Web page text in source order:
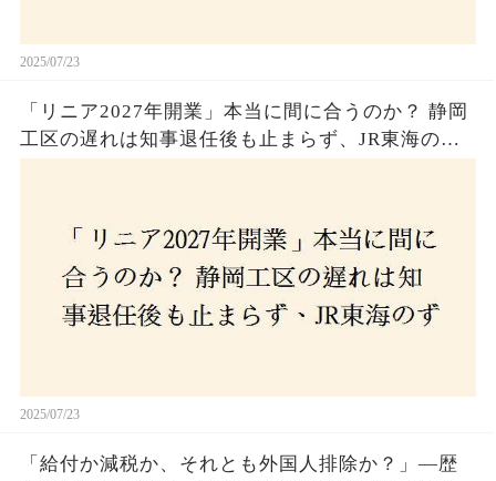
2025/07/23
「リニア2027年開業」本当に間に合うのか？ 静岡
工区の遅れは知事退任後も止まらず、JR東海のず
2025/07/23
「給付か減税か、それとも外国人排除か？」―歴